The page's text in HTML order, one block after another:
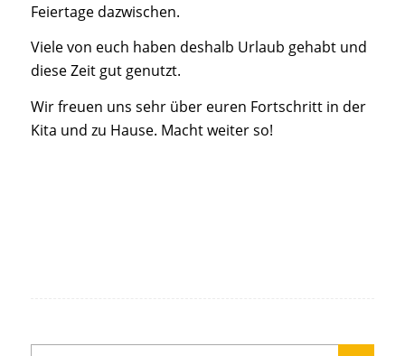
Feiertage dazwischen.
Viele von euch haben deshalb Urlaub gehabt und
diese Zeit gut genutzt.
Wir freuen uns sehr über euren Fortschritt in der
Kita und zu Hause. Macht weiter so!